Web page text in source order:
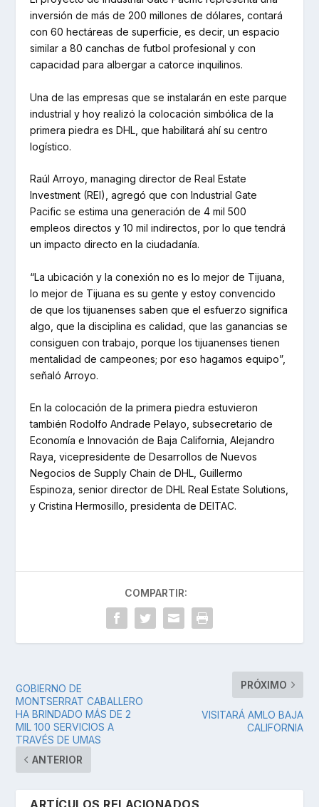
inversión de más de 200 millones de dólares, contará
con 60 hectáreas de superficie, es decir, un espacio
similar a 80 canchas de futbol profesional y con
capacidad para albergar a catorce inquilinos.
Una de las empresas que se instalarán en este parque
industrial y hoy realizó la colocación simbólica de la
primera piedra es DHL, que habilitará ahí su centro
logístico.
Raúl Arroyo, managing director de Real Estate
Investment (REI), agregó que con Industrial Gate
Pacific se estima una generación de 4 mil 500
empleos directos y 10 mil indirectos, por lo que tendrá
un impacto directo en la ciudadanía.
“La ubicación y la conexión no es lo mejor de Tijuana,
lo mejor de Tijuana es su gente y estoy convencido
de que los tijuanenses saben que el esfuerzo significa
algo, que la disciplina es calidad, que las ganancias se
consiguen con trabajo, porque los tijuanenses tienen
mentalidad de campeones; por eso hagamos equipo”,
señaló Arroyo.
En la colocación de la primera piedra estuvieron
también Rodolfo Andrade Pelayo, subsecretario de
Economía e Innovación de Baja California, Alejandro
Raya, vicepresidente de Desarrollos de Nuevos
Negocios de Supply Chain de DHL, Guillermo
Espinoza, senior director de DHL Real Estate Solutions,
y Cristina Hermosillo, presidenta de DEITAC.
COMPARTIR:
GOBIERNO DE
MONTSERRAT CABALLERO
HA BRINDADO MÁS DE 2
MIL 100 SERVICIOS A
TRAVÉS DE UMAS
ANTERIOR
PRÓXIMO
VISITARÁ AMLO BAJA
CALIFORNIA